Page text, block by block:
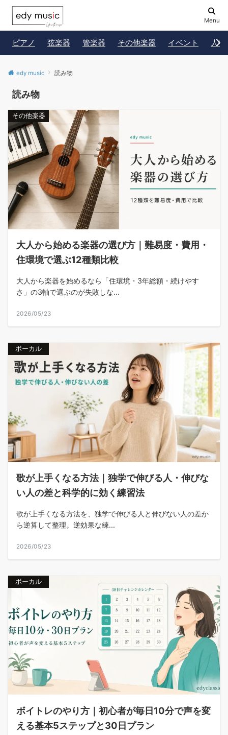
Menu
ピアノ 弦楽器 管楽器 その他楽器 イベント 人物
edy music 読み物
読み物
その他楽器
大人から始める楽器の選び方｜難易度・費用・
住環境で選ぶ12種類比較
大人から楽器を始めるなら「住環境・3年総額・続けやす
さ」の3軸で選ぶのが失敗しな...
2026/05/23
ボーカル
歌が上手くなる方法｜独学で伸びる人・伸びな
い人の差と科学的に効く練習法
歌が上手くなる方法を、独学で伸びる人と伸びない人の差か
ら逆算して整理。逆効果な練...
2026/05/23
ボーカル
ボイトレのやり方｜初心者が毎日10分で声を変
える基本5ステップと30日プラン